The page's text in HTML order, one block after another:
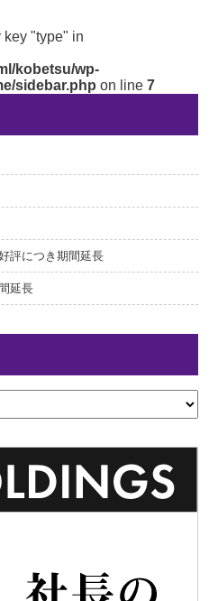
key "type" in
kobetsu/wp-
sidebar.php on line7
につき期間延長
延長